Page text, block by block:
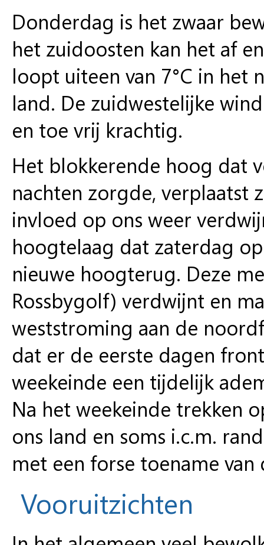
Donderdag is het zwaar
het zuidoosten kan het af
loopt uiteen van 7°C in het
land. De zuidwestelijke
en toe vrij krachtig.
Het blokkerende hoog dat
nachten zorgde, verplaatst
invloed op ons weer
hoogtelaag dat zaterdag
nieuwe hoogterug. Deze
Rossbygolf) verdwijnt en
weststroming aan de
dat er de eerste dagen
weekeinde een tijdelijk
Na het weekeinde trekken
ons land en soms i.c.m.
met een forse toename van
Vooruitzichten